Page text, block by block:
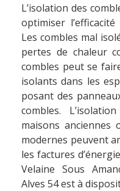
L’isolation des
optimiser
Les combles mal
pertes de chaleur
combles peut se
isolants dans les
posant des
combles.
maisons anciennes
modernes peuvent
les factures
Velaine Sous
Alves 54 est à